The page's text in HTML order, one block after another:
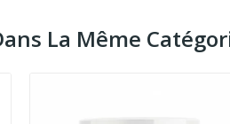
La Même